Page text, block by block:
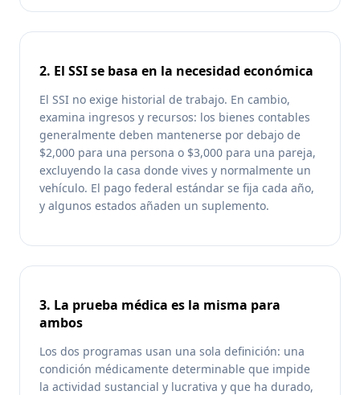
2. El SSI se basa en la necesidad económica
El SSI no exige historial de trabajo. En cambio,
examina ingresos y recursos: los bienes contables
generalmente deben mantenerse por debajo de
$2,000 para una persona o $3,000 para una pareja,
excluyendo la casa donde vives y normalmente un
vehículo. El pago federal estándar se fija cada año,
y algunos estados añaden un suplemento.
3. La prueba médica es la misma para
ambos
Los dos programas usan una sola definición: una
condición médicamente determinable que impide
la actividad sustancial y lucrativa y que ha durado,